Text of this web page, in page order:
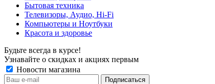
Бытовая техника
Телевизоры, Аудио, Hi-Fi
Компьютеры и Ноутбуки
Красота и здоровье
Будьте всегда в курсе!
Узнавайте о скидках и акциях первым
Новости магазина